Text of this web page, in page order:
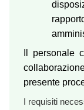
Il personale
presente
I requisiti